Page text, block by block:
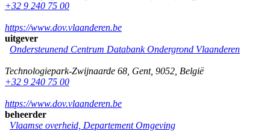
+32 9 240 75 00
https://www.dov.vlaanderen.be
uitgever
Ondersteunend Centrum Databank Ondergrond Vlaanderen
Technologiepark-Zwijnaarde 68 Gent, 9052 België
+32 9 240 75 00
https://www.dov.vlaanderen.be
beheerder
Vlaamse overheid, Departement Omgeving